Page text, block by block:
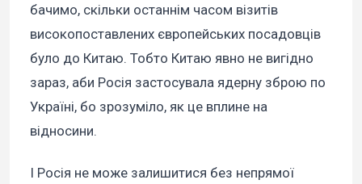
бачимо, скільки останнім часом візитів
високопоставлених європейських посадовців
було до Китаю. Тобто Китаю явно не вигідно
зараз, аби Росія застосувала ядерну зброю по
Україні, бо зрозуміло, як це вплине на
відносини.
І Росія не може залишитися без непрямої